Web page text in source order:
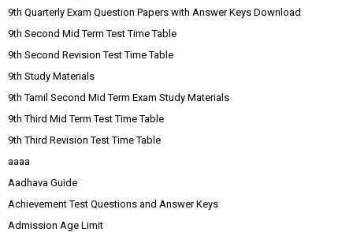
9th Quarterly Exam Question Papers with Answer Keys Download
9th Second Mid Term Test Time Table
9th Second Revision Test Time Table
9th Study Materials
9th Tamil Second Mid Term Exam Study Materials
9th Third Mid Term Test Time Table
9th Third Revision Test Time Table
aaaa
Aadhava Guide
Achievement Test Questions and Answer Keys
Admission Age Limit